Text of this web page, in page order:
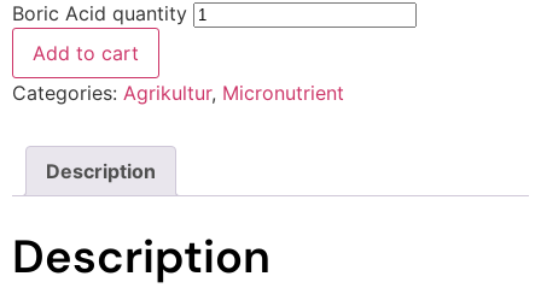
Boric Acid quantity
Add to cart
Categories: Agrikultur, Micronutrient
Description
Description